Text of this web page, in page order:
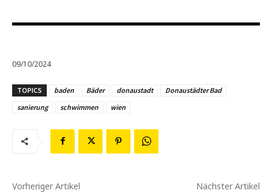
09/10/2024
TOPICS baden Bäder donaustadt
Donaustädter Bad
sanierung
schwimmen wien
Vorheriger Artikel Nächster Artikel